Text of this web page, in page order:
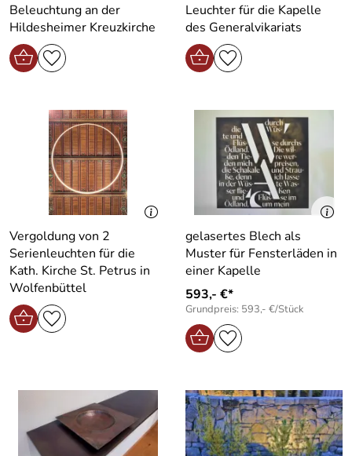
Beleuchtung an der
Hildesheimer Kreuzkirche
Leuchter für die Kapelle
des Generalvikariats
Vergoldung von 2
Serienleuchten für die
Kath. Kirche St. Petrus in
Wolfenbüttel
gelasertes Blech als
Muster für Fensterläden in
einer Kapelle
593,- €*
Grundpreis: 593,- €/Stück